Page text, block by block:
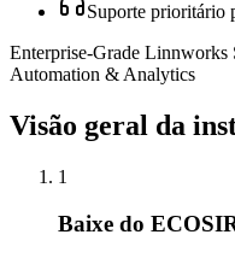
Suporte prioritário
Enterprise-Grade Linnworks
Automation & Analytics
Visão geral da
1
Baixe do